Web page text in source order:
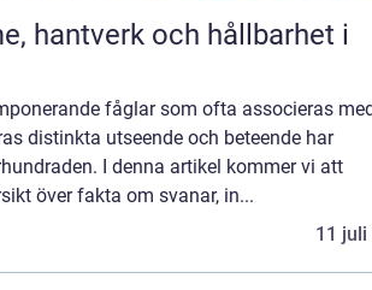
fåglar som ofta associeras
distinkta utseende och beteende har
I denna artikel kommer vi att
över fakta om svanar, in...
11 juli